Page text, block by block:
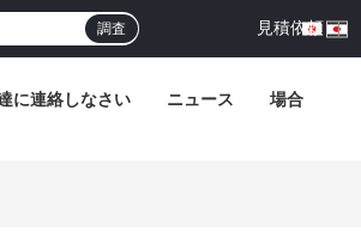
見積依頼 |
調査
に連絡しなさい ニュース 場合